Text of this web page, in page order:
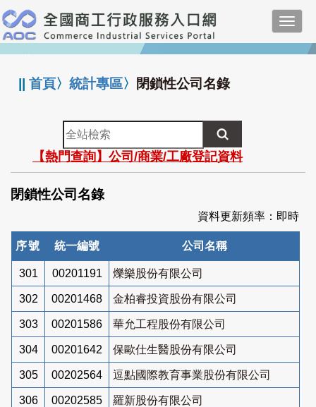
跳
到
主
要
:::
||首頁〉統計專區〉 閉鎖性公司名錄
全
站
檢
索
【熱門查詢】公司/商業/工廠登記資料
閉鎖性公司名錄
資料更新頻率：即時
序號 統一編號 公司名稱
301 00201191 爍樂股份有限公司
302 00201468 金柏睿投資股份有限公司
303 00201586 華允工程股份有限公司
304 00201642 保歐仕生醫股份有限公司
305 00202564 逗點國際教育事業股份有限公司
306 00202585 羅新股份有限公司